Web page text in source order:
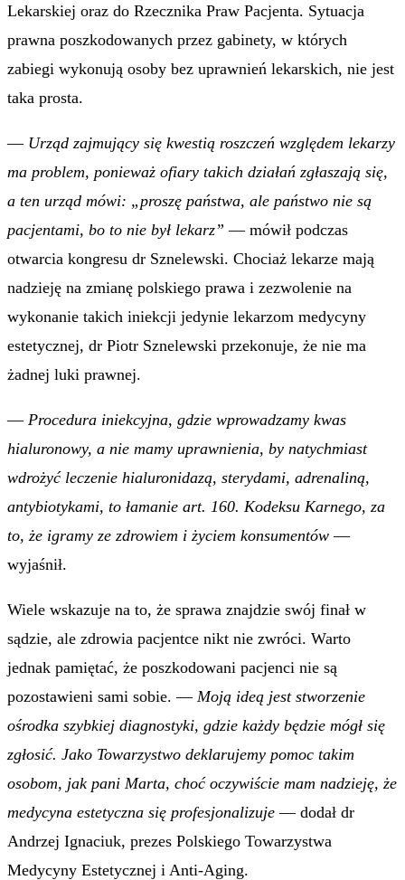
Lekarskiej oraz do Rzecznika Praw Pacjenta. Sytuacja
prawna poszkodowanych przez gabinety, w których
zabiegi wykonują osoby bez uprawnień lekarskich, nie jest
taka prosta.
— Urząd zajmujący się kwestią roszczeń względem lekarzy
ma problem, ponieważ ofiary takich działań zgłaszają się,
a ten urząd mówi: „proszę państwa, ale państwo nie są
pacjentami, bo to nie był lekarz” — mówił podczas
otwarcia kongresu dr Sznelewski. Chociaż lekarze mają
nadzieję na zmianę polskiego prawa i zezwolenie na
wykonanie takich iniekcji jedynie lekarzom medycyny
estetycznej, dr Piotr Sznelewski przekonuje, że nie ma
żadnej luki prawnej.
— Procedura iniekcyjna, gdzie wprowadzamy kwas
hialuronowy, a nie mamy uprawnienia, by natychmiast
wdrożyć leczenie hialuronidazą, sterydami, adrenaliną,
antybiotykami, to łamanie art. 160. Kodeksu Karnego, za
to, że igramy ze zdrowiem i życiem konsumentów —
wyjaśnił.
Wiele wskazuje na to, że sprawa znajdzie swój finał w
sądzie, ale zdrowia pacjentce nikt nie zwróci. Warto
jednak pamiętać, że poszkodowani pacjenci nie są
pozostawieni sami sobie. — Moją ideą jest stworzenie
ośrodka szybkiej diagnostyki, gdzie każdy będzie mógł się
zgłosić. Jako Towarzystwo deklarujemy pomoc takim
osobom, jak pani Marta, choć oczywiście mam nadzieję, że
medycyna estetyczna się profesjonalizuje — dodał dr
Andrzej Ignaciuk, prezes Polskiego Towarzystwa
Medycyny Estetycznej i Anti-Aging.